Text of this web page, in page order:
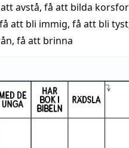
avstå, få att bilda
få att bli immig, få att bli tyst
, få att brinna